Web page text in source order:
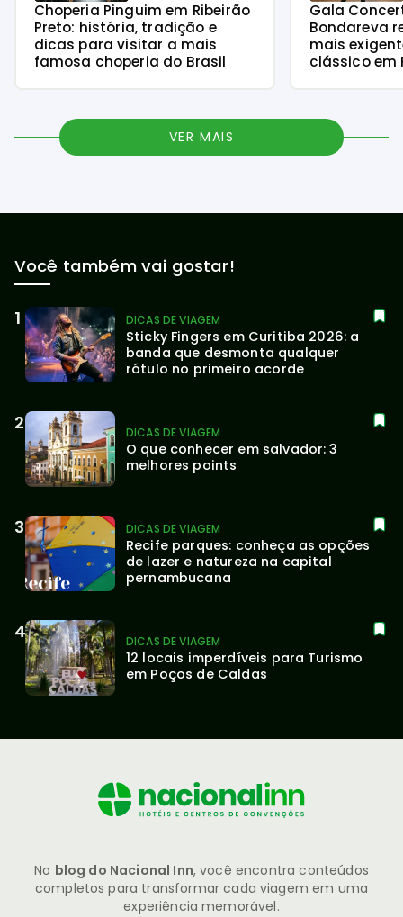
Choperia Pinguim em Ribeirão
Preto: história, tradição e
dicas para visitar a mais
famosa choperia do Brasil
Gala
Bondareva
mais
clássico em
VER MAIS
Você também vai gostar!
DICAS DE VIAGEM
Sticky Fingers em Curitiba 2026: a
banda que desmonta qualquer
rótulo no primeiro acorde
DICAS DE VIAGEM
O que conhecer em salvador: 3
melhores points
DICAS DE VIAGEM
Recife parques: conheça as opções
de lazer e natureza na capital
pernambucana
DICAS DE VIAGEM
12 locais imperdíveis para Turismo
em Poços de Caldas
No blog do Nacional Inn, você encontra conteúdos
completos para transformar cada viagem em uma
experiência memorável.